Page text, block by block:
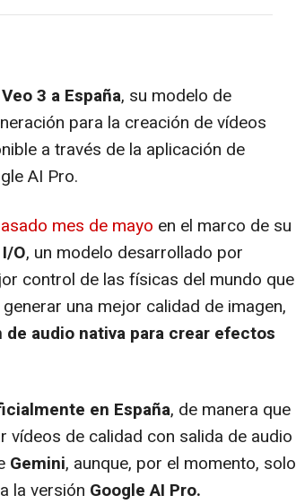
Veo 3 a España, su modelo de
para la creación de vídeos
a través de la aplicación de
AI Pro.
mes de mayo en el marco de su
O, un modelo desarrollado por
control de las físicas del mundo que
una mejor calidad de imagen,
de audio nativa para crear efectos
en España, de manera que
de calidad con salida de audio
Gemini, aunque, por el momento, solo
la versión Google AI Pro.